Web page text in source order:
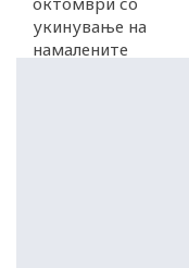
укинување на
намалените